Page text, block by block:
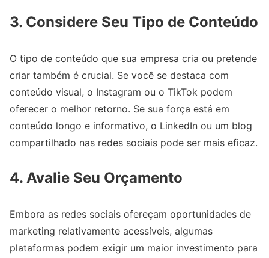
3. Considere Seu Tipo de Conteúdo
O tipo de conteúdo que sua empresa cria ou pretende
criar também é crucial. Se você se destaca com
conteúdo visual, o Instagram ou o TikTok podem
oferecer o melhor retorno. Se sua força está em
conteúdo longo e informativo, o LinkedIn ou um blog
compartilhado nas redes sociais pode ser mais eficaz.
4. Avalie Seu Orçamento
Embora as redes sociais ofereçam oportunidades de
marketing relativamente acessíveis, algumas
plataformas podem exigir um maior investimento para